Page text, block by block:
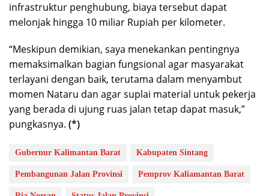
infrastruktur penghubung, biaya tersebut dapat
melonjak hingga 10 miliar Rupiah per kilometer.
“​Meskipun demikian, saya menekankan pentingnya
memaksimalkan bagian fungsional agar masyarakat
terlayani dengan baik, terutama dalam menyambut
momen Nataru dan agar suplai material untuk pekerja
yang berada di ujung ruas jalan tetap dapat masuk,”
pungkasnya. (*)
Gubernur Kalimantan Barat Kabupaten Sintang
Pembangunan Jalan Provinsi Pemprov Kaliamantan Barat